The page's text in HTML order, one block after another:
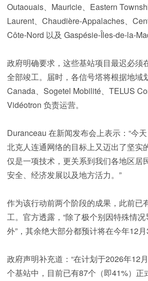
Outaouais、Mauricie、Eastern
Laurent、Chaudière-Appalaches、
Côte-Nord 以及 Gaspésie-Îles-de-la-
政府明确要求，这些基站项目最迟必须
全部竣工。届时，各信号塔将根据地域
Canada、Sogetel Mobilité、TELUS
Vidéotron 负责运营。
Duranceau 在新闻发布会上表示：“今
北克人连通网络的目标上又迈出了坚实
仅是一项技术，更关系到我们各地区居
安全、经济发展以及地方活力。”
作为该行动前两个阶段的成果，此前已
工。官方透露，“除了极个别因特殊情
外”，其余绝大部分都预计将在今年12月
政府声明补充道：“在计划于2026年12
个基站中，目前已有87个（即41%）正